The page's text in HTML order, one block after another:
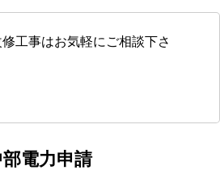
工事はお気軽にご相談下さ
部電力申請